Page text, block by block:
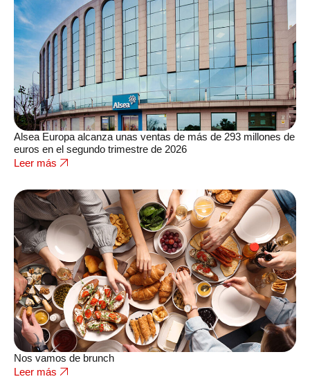
Alsea Europa alcanza unas ventas de más de 293 millones de
euros en el segundo trimestre de 2026
Leer más
Nos vamos de brunch
Leer más